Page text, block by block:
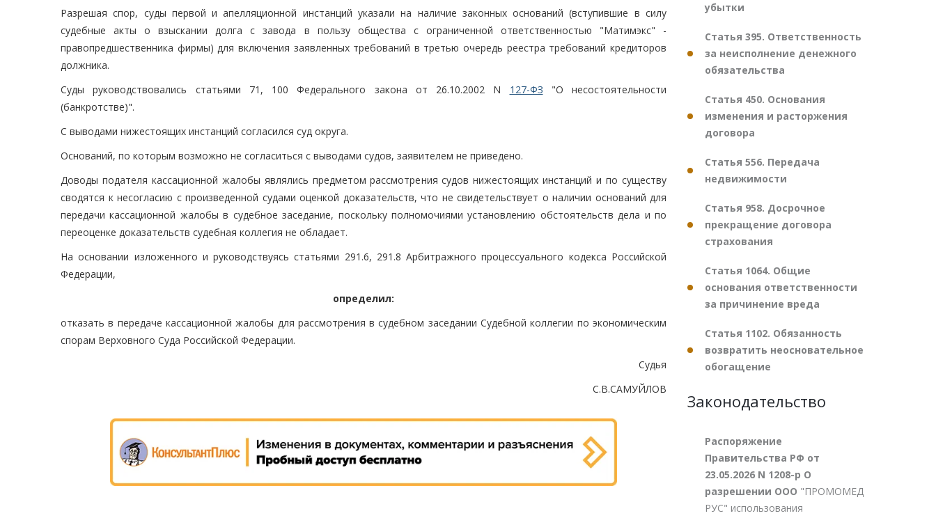
Разрешая спор, суды первой и апелляционной инстанций указали на наличие законных оснований (вступившие в силу
судебные акты о взыскании долга с завода в пользу общества с ограниченной ответственностью "Матимэкс" -
правопредшественника фирмы) для включения заявленных требований в третью очередь реестра требований кредиторов
должника.
Суды руководствовались статьями 71, 100 Федерального закона от 26.10.2002 N 127-ФЗ "О несостоятельности
(банкротстве)".
С выводами нижестоящих инстанций согласился суд округа.
Оснований, по которым возможно не согласиться с выводами судов, заявителем не приведено.
Доводы подателя кассационной жалобы являлись предметом рассмотрения судов нижестоящих инстанций и по существу
сводятся к несогласию с произведенной судами оценкой доказательств, что не свидетельствует о наличии оснований для
передачи кассационной жалобы в судебное заседание, поскольку полномочиями установлению обстоятельств дела и по
переоценке доказательств судебная коллегия не обладает.
На основании изложенного и руководствуясь статьями 291.6, 291.8 Арбитражного процессуального кодекса Российской
Федерации,
определил:
отказать в передаче кассационной жалобы для рассмотрения в судебном заседании Судебной коллегии по экономическим
спорам Верховного Суда Российской Федерации.
Судья
С.В.САМУЙЛОВ
убытки
Статья 395. Ответственность
за неисполнение денежного
обязательства
Статья 450. Основания
изменения и расторжения
договора
Статья 556. Передача
недвижимости
Статья 958. Досрочное
прекращение договора
страхования
Статья 1064. Общие
основания ответственности
за причинение вреда
Статья 1102. Обязанность
возвратить неосновательное
обогащение
Законодательство
Распоряжение
Правительства РФ от
23.05.2026 N 1208-р О
разрешении ООО "ПРОМОМЕД
РУС" использования